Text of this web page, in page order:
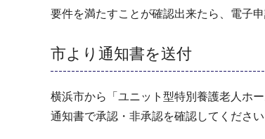
要件を満たすことが確認出来たら、電子
市より通知書を送付
横浜市から「ユニット型特別養護老人ホ
通知書で承認・非承認を確認してください